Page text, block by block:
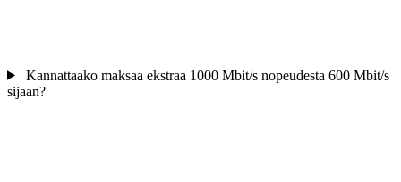
Kannattaako maksaa ekstraa 1000 Mbit/s nopeudesta 600 Mbit/s
sijaan?